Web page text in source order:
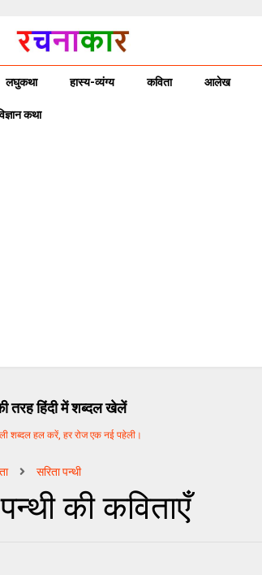
लघुकथा हास्य-व्यंग्य कविता आलेख
कथा
तरह हिंदी में शब्दल खेलें
शब्दल हल करें, हर रोज एक नई पहेली।
सरिता पन्थी
की कविताएँ